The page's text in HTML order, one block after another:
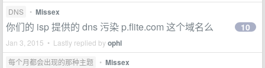
DNS • Missex
你们的 isp 提供的 dns 污染 p.flite.com 这个域名么
Jan 3, 2015 • Lastly replied byophl
10
每个月都会出现的那种主题 • Missex